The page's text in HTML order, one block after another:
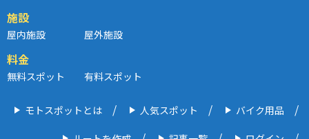
施設
屋内施設 屋外施設
料金
無料スポット 有料スポット
モトスポットとは 人気スポット バイク用品